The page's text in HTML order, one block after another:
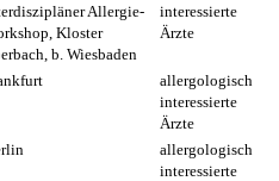
Allergie-
Kloster
b. Wiesbaden
interessierte
Ärzte
allergologisch
interessierte
Ärzte
allergologisch
interessierte